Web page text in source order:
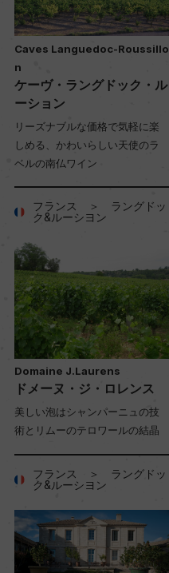
Caves Languedoc-Roussillo
n
ケーヴ・ラングドック・ル
ーション
リーズナブルな価格で気軽に楽
しめる、かわいらしい天使のラ
ベルの南仏ワイン
フランス ＞ ラングドッ
ク&ルーシヨン
Domaine J.Laurens
ドメーヌ・ジ・ロレンス
美しい泡はシャンパーニュの技
術とリムーのテロワールの結晶
フランス ＞ ラングドッ
ク&ルーシヨン